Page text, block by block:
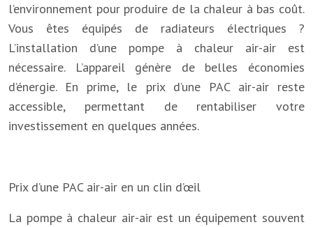
l’environnement pour produire de la chaleur à bas coût.
Vous êtes équipés de radiateurs électriques ?
L’installation d’une pompe à chaleur air-air est
nécessaire. L’appareil génère de belles économies
d’énergie. En prime, le prix d’une PAC air-air reste
accessible, permettant de rentabiliser votre
investissement en quelques années.
Prix d’une PAC air-air en un clin d’œil
La pompe à chaleur air-air est un équipement souvent